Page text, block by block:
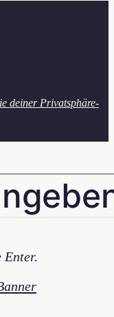
deiner Privatsphäre-